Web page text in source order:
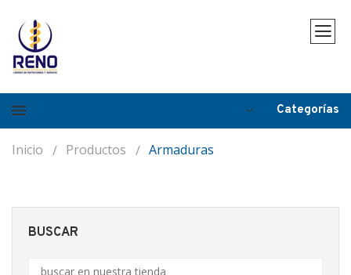
Categorías
Inicio Productos Armaduras
BUSCAR